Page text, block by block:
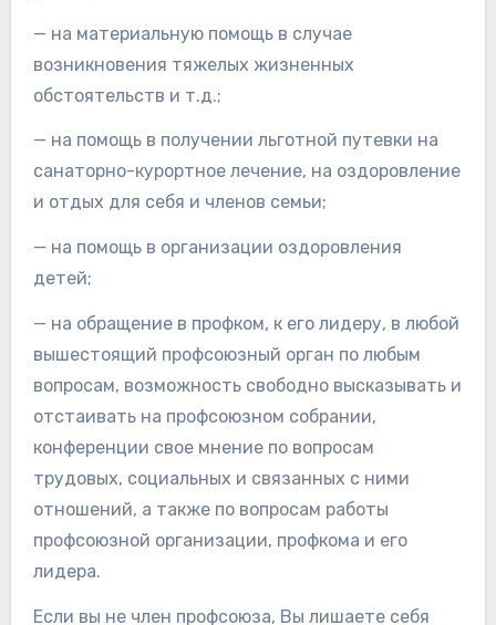
— на материальную помощь в случае
возникновения тяжелых жизненных
обстоятельств и т.д.;
— на помощь в получении льготной путевки на
санаторно-курортное лечение, на оздоровление
и отдых для себя и членов семьи;
— на помощь в организации оздоровления
детей;
— на обращение в профком, к его лидеру, в любой
вышестоящий профсоюзный орган по любым
вопросам, возможность свободно высказывать и
отстаивать на профсоюзном собрании,
конференции свое мнение по вопросам
трудовых, социальных и связанных с ними
отношений, а также по вопросам работы
профсоюзной организации, профкома и его
лидера.
Если вы не член профсоюза, Вы лишаете себя